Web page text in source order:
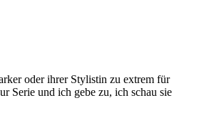
oder ihrer Stylistin zu extrem für
Serie und ich gebe zu, ich schau sie